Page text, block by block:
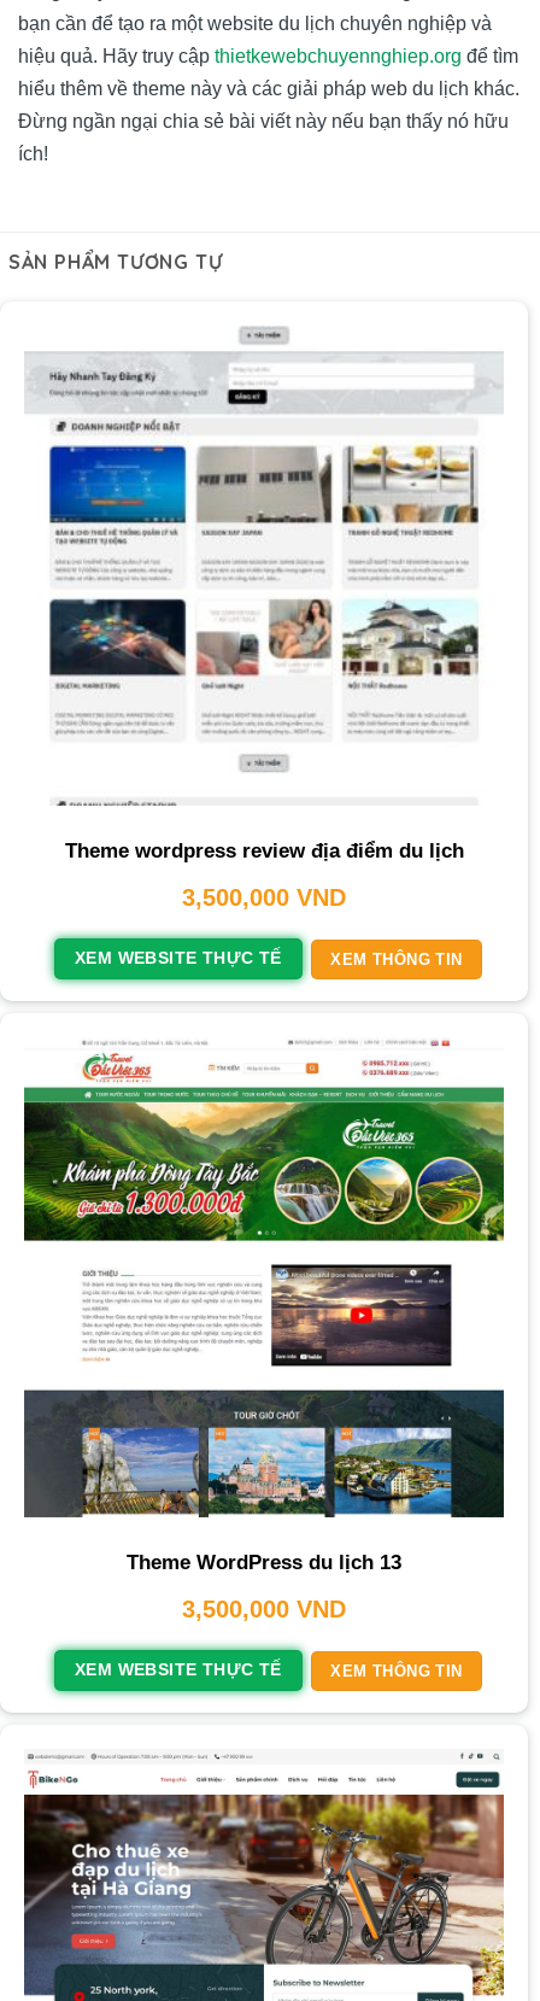
bạn cần để tạo ra một website du lịch chuyên nghiệp và
hiệu quả. Hãy truy cập thietkewebchuyennghiep.org để tìm
hiểu thêm về theme này và các giải pháp web du lịch khác.
Đừng ngần ngại chia sẻ bài viết này nếu bạn thấy nó hữu
ích!
SẢN PHẨM TƯƠNG TỰ
Theme wordpress review địa điểm du lịch
3,500,000 VND
XEM WEBSITE THỰC TẾ XEM THÔNG TIN
Theme WordPress du lịch 13
3,500,000 VND
XEM WEBSITE THỰC TẾ XEM THÔNG TIN